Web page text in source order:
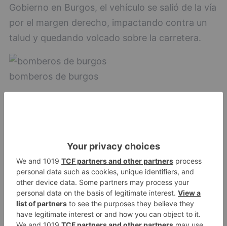
Gobierno en Burgos, el vehículo se salió de la vía
por el margen derecho, impactando contra un
talud y quedando volcado sobre la carretera.
bomberos de burgos
LO + VISTO
1
Fallece un ciclista en Burgos tras
avisar otro conductor que se
había caído de la bicicleta